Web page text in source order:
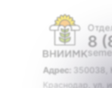
8
Адрес: 350038,
Краснодар, ул.